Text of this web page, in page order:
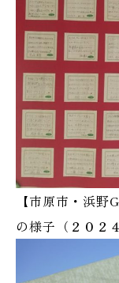
【市原市・浜
の様子（２０２